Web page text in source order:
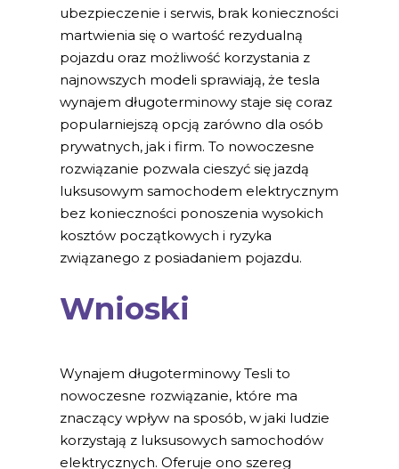
ubezpieczenie i serwis, brak konieczności
martwienia się o wartość rezydualną
pojazdu oraz możliwość korzystania z
najnowszych modeli sprawiają, że tesla
wynajem długoterminowy staje się coraz
popularniejszą opcją zarówno dla osób
prywatnych, jak i firm. To nowoczesne
rozwiązanie pozwala cieszyć się jazdą
luksusowym samochodem elektrycznym
bez konieczności ponoszenia wysokich
kosztów początkowych i ryzyka
związanego z posiadaniem pojazdu.
Wnioski
Wynajem długoterminowy Tesli to
nowoczesne rozwiązanie, które ma
znaczący wpływ na sposób, w jaki ludzie
korzystają z luksusowych samochodów
elektrycznych. Oferuje ono szereg